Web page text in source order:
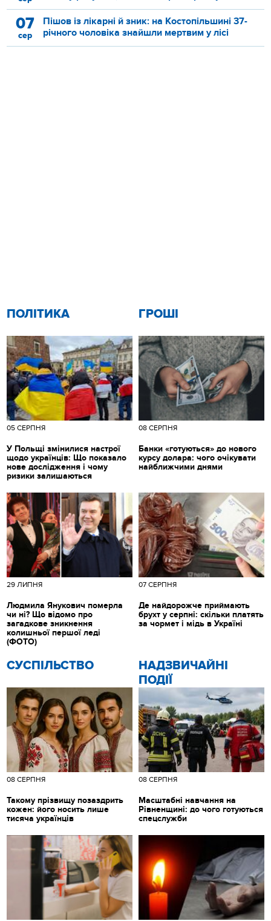
07
сер
Пішов із лікарні й зник: на Костопільшині 37-
річного чоловіка знайшли мертвим у лісі
ПОЛІТИКА
05 СЕРПНЯ
У Польщі змінилися настрої
щодо українців: Що показало
нове дослідження і чому
ризики залишаються
ГРОШІ
08 СЕРПНЯ
Банки «готуються» до нового
курсу долара: чого очікувати
найближчими днями
CУСПІЛЬСТВО
08 СЕРПНЯ
Такому прізвищу позаздрить
кожен: його носить лише
тисяча українців
НАДЗВИЧАЙНІ
ПОДІЇ
08 СЕРПНЯ
Масштабні навчання на
Рівненщині: до чого готуються
спецслужби
29 ЛИПНЯ
Людмила Янукович померла
чи ні? Що відомо про
загадкове зникнення
колишньої першої леді
(ФОТО)
07 СЕРПНЯ
Де найдорожче приймають
брухт у серпні: скільки платять
за чормет і мідь в Україні